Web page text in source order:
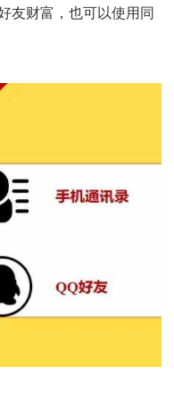
友财富，也可以使用同